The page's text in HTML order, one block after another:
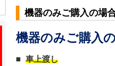
機器のみご購入の場
機器のみご購入
■ 車上渡し